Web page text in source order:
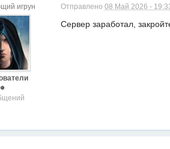
игрун Отправлено08 Май 2026 -
Сервер заработал,